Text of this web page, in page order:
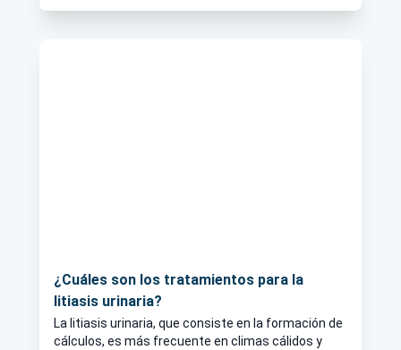
¿Cuáles son los tratamientos para la
litiasis urinaria?
La litiasis urinaria, que consiste en la formación de
cálculos, es más frecuente en climas cálidos y